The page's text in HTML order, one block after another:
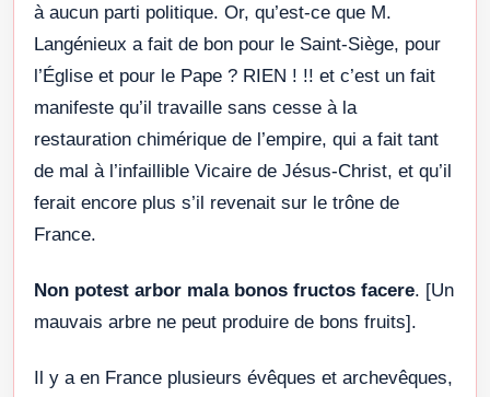
à aucun parti politique. Or, qu’est-ce que M.
Langénieux a fait de bon pour le Saint-Siège, pour
l’Église et pour le Pape ? RIEN ! !! et c’est un fait
manifeste qu’il travaille sans cesse à la
restauration chimérique de l’empire, qui a fait tant
de mal à l’infaillible Vicaire de Jésus-Christ, et qu’il
ferait encore plus s’il revenait sur le trône de
France.
Non potest arbor mala bonos fructos facere. [Un
mauvais arbre ne peut produire de bons fruits].
Il y a en France plusieurs évêques et archevêques,